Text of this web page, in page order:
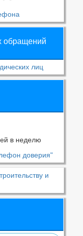
обращений
лиц
в неделю
доверия"
и